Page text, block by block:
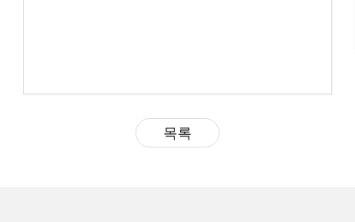
목록